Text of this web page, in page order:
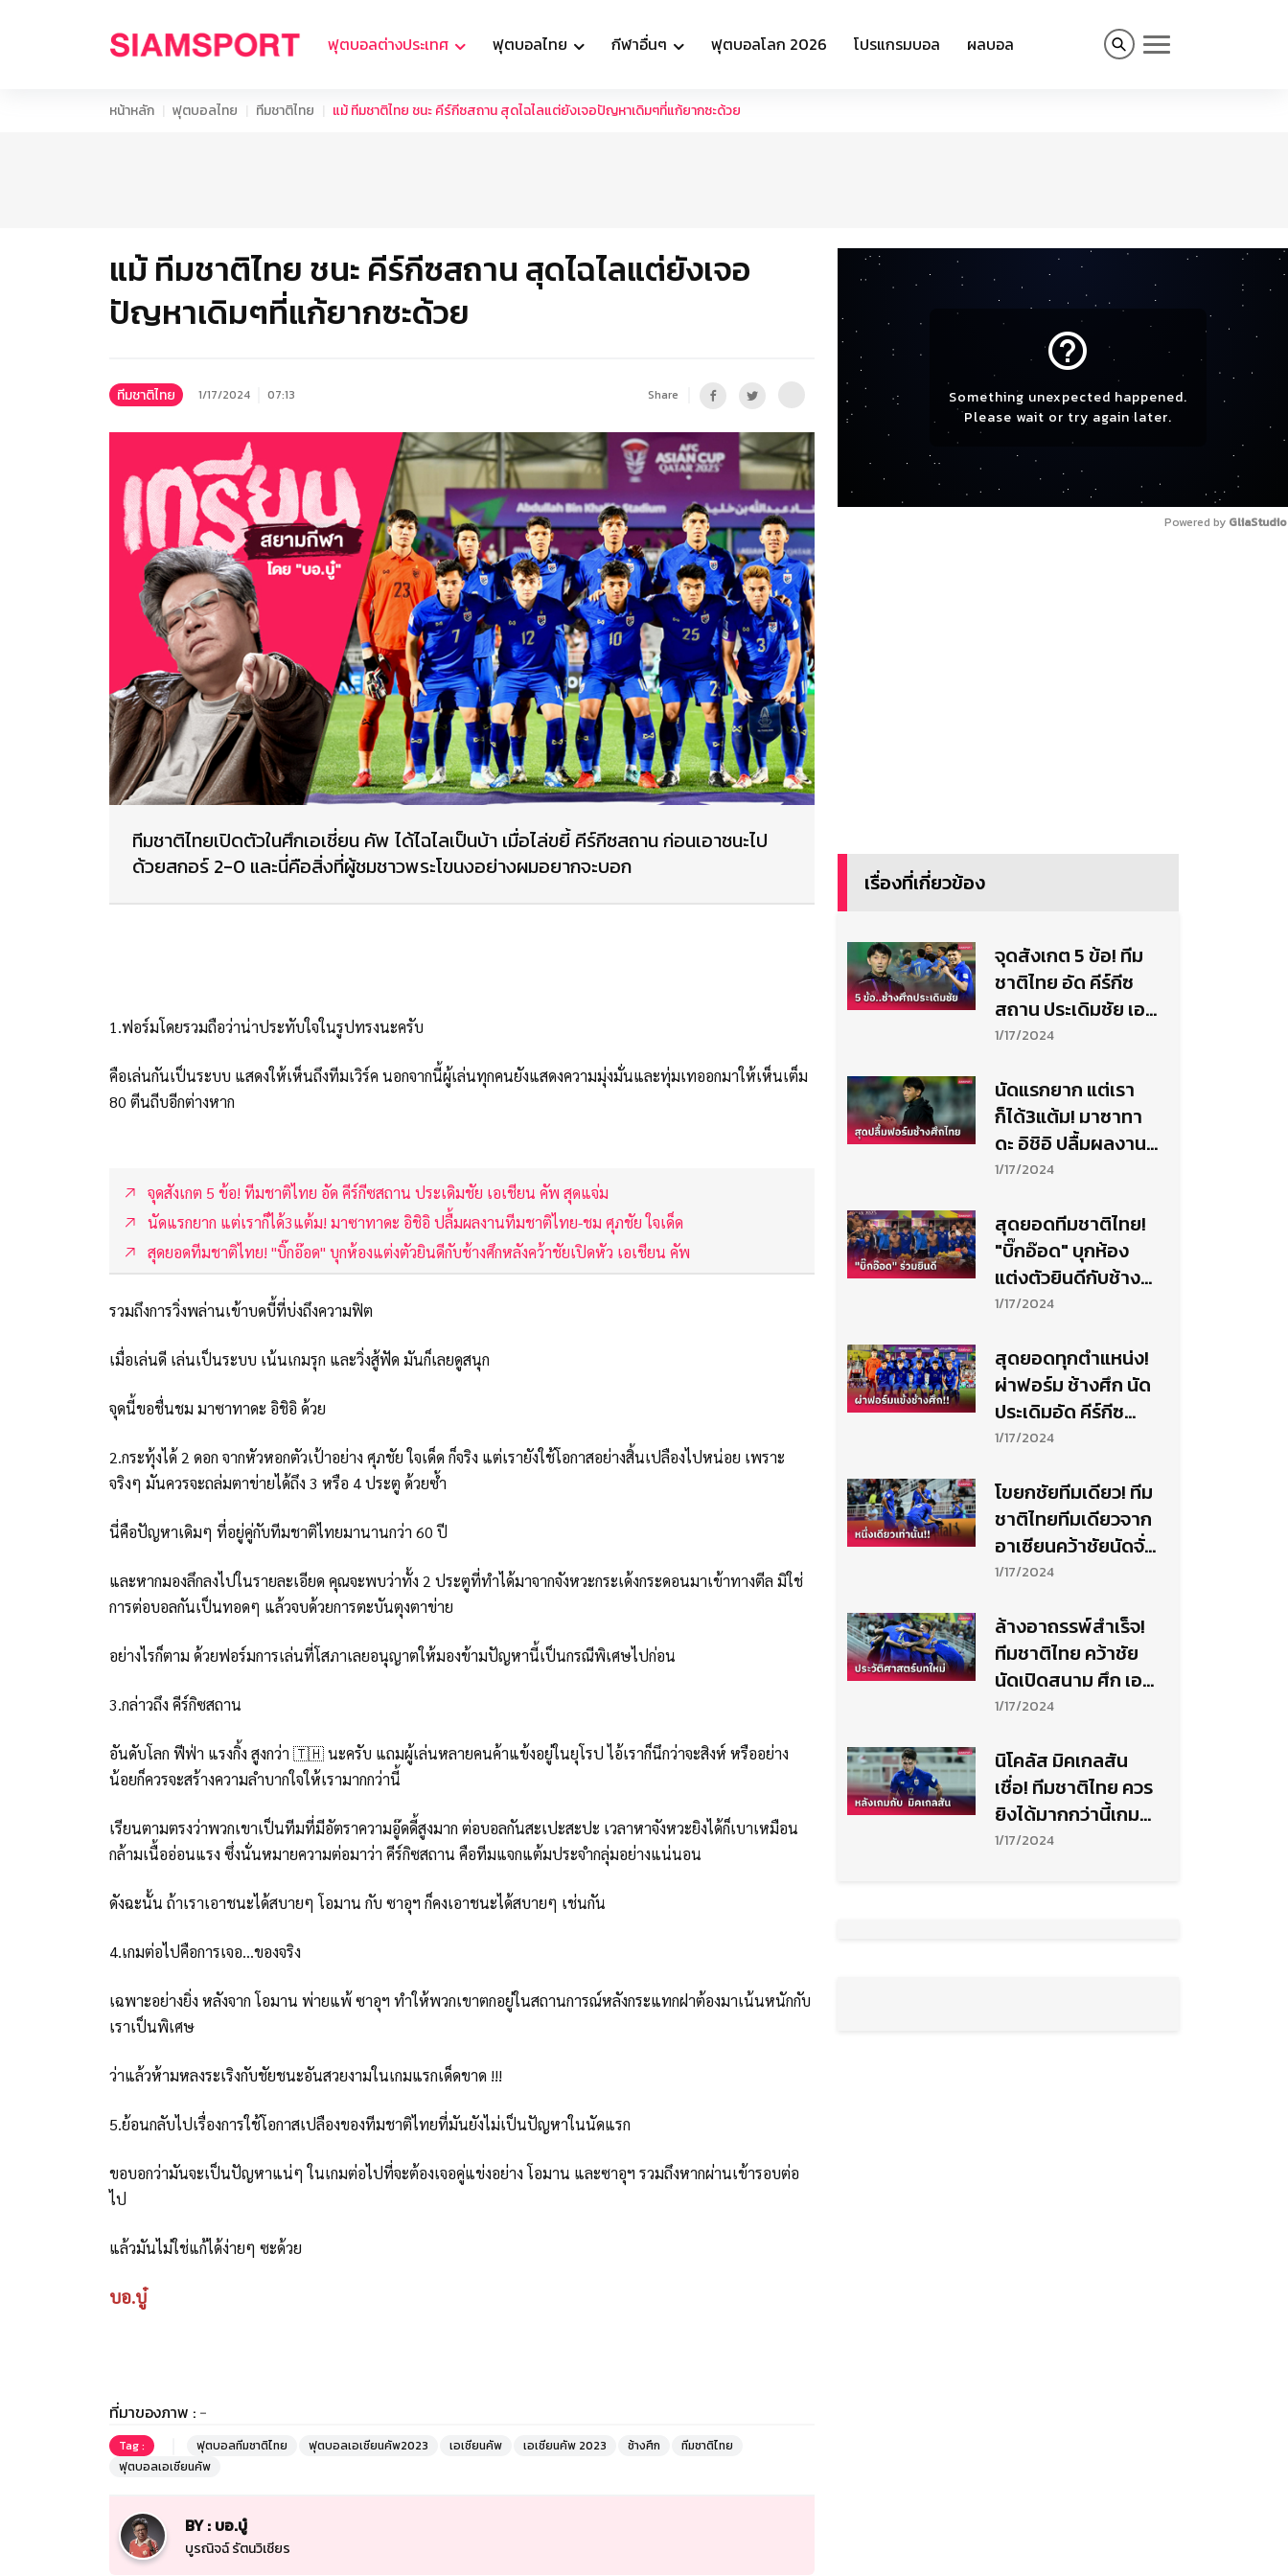
ฟุตบอลต่างประเทศ ฟุตบอลไทย กีฬาอื่นๆ ฟุตบอลโลก 2026 โปรแกรมบอล ผลบอล
หน้าหลัก ฟุตบอลไทย ทีมชาติไทย แม้ ทีมชาติไทย ชนะ คีร์กีซสถาน สุดไฉไลแต่ยังเจอปัญหาเดิมๆที่แก้ยากซะด้วย
แม้ ทีมชาติไทย ชนะ คีร์กีซสถาน สุดไฉไลแต่ยังเจอ
ปัญหาเดิมๆที่แก้ยากซะด้วย
ทีมชาติไทย 1/17/2024 07:13 Share
ทีมชาติไทยเปิดตัวในศึกเอเชี่ยน คัพ ได้ไฉไลเป็นบ้า เมื่อไล่ขยี้ คีร์กีซสถาน ก่อนเอาชนะไป
ด้วยสกอร์ 2-0 และนี่คือสิ่งที่ผู้ชมชาวพระโขนงอย่างผมอยากจะบอก
1.ฟอร์มโดยรวมถือว่าน่าประทับใจในรูปทรงนะครับ
คือเล่นกันเป็นระบบ แสดงให้เห็นถึงทีมเวิร์ค นอกจากนี้ผู้เล่นทุกคนยังแสดงความมุ่งมั่นและทุ่มเทออกมาให้เห็นเต็ม
80 ตีนถีบอีกต่างหาก
จุดสังเกต 5 ข้อ! ทีมชาติไทย อัด คีร์กีซสถาน ประเดิมชัย เอเชียน คัพ สุดแจ่ม
นัดแรกยาก แต่เราก็ได้3แต้ม! มาซาทาดะ อิชิอิ ปลื้มผลงานทีมชาติไทย-ชม ศุภชัย ใจเด็ด
สุดยอดทีมชาติไทย! "บิ๊กอ๊อด" บุกห้องแต่งตัวยินดีกับช้างศึกหลังคว้าชัยเปิดหัว เอเชียน คัพ
รวมถึงการวิ่งพล่านเข้าบดบี้ที่บ่งถึงความฟิต
เมื่อเล่นดี เล่นเป็นระบบ เน้นเกมรุก และวิ่งสู้ฟัด มันก็เลยดูสนุก
จุดนี้ขอชื่นชม มาซาทาดะ อิชิอิ ด้วย
2.กระทุ้งได้ 2 ดอก จากหัวหอกตัวเป้าอย่าง ศุภชัย ใจเด็ด ก็จริง แต่เรายังใช้โอกาสอย่างสิ้นเปลืองไปหน่อย เพราะ
จริงๆ มันควรจะถล่มตาข่ายได้ถึง 3 หรือ 4 ประตู ด้วยซ้ำ
นี่คือปัญหาเดิมๆ ที่อยู่คู่กับทีมชาติไทยมานานกว่า 60 ปี
และหากมองลึกลงไปในรายละเอียด คุณจะพบว่าทั้ง 2 ประตูที่ทำได้มาจากจังหวะกระเด้งกระดอนมาเข้าทางตีล มิใช่
การต่อบอลกันเป็นทอดๆ แล้วจบด้วยการตะบันตุงตาข่าย
อย่างไรก็ตาม ด้วยฟอร์มการเล่นที่โสภาเลยอนุญาตให้มองข้ามปัญหานี้เป็นกรณีพิเศษไปก่อน
3.กล่าวถึง คีร์กิซสถาน
อันดับโลก ฟีฟ่า แรงกิ้ง สูงกว่า 🇹🇭 นะครับ แถมผู้เล่นหลายคนค้าแข้งอยู่ในยุโรป ไอ้เราก็นึกว่าจะสิงห์ หรืออย่าง
น้อยก็ควรจะสร้างความลำบากใจให้เรามากกว่านี้
เรียนตามตรงว่าพวกเขาเป็นทีมที่มีอัตราความอู๊ดดี้สูงมาก ต่อบอลกันสะเปะสะปะ เวลาหาจังหวะยิงได้ก็เบาเหมือน
กล้ามเนื้ออ่อนแรง ซึ่งนั่นหมายความต่อมาว่า คีร์กิซสถาน คือทีมแจกแต้มประจำกลุ่มอย่างแน่นอน
ดังฉะนั้น ถ้าเราเอาชนะได้สบายๆ โอมาน กับ ซาอุฯ ก็คงเอาชนะได้สบายๆ เช่นกัน
4.เกมต่อไปคือการเจอ...ของจริง
เฉพาะอย่างยิ่ง หลังจาก โอมาน พ่ายแพ้ ซาอุฯ ทำให้พวกเขาตกอยู่ในสถานการณ์หลังกระแทกฝาต้องมาเน้นหนักกับ
เราเป็นพิเศษ
ว่าแล้วห้ามหลงระเริงกับชัยชนะอันสวยงามในเกมแรกเด็ดขาด !!!
5.ย้อนกลับไปเรื่องการใช้โอกาสเปลืองของทีมชาติไทยที่มันยังไม่เป็นปัญหาในนัดแรก
ขอบอกว่ามันจะเป็นปัญหาแน่ๆ ในเกมต่อไปที่จะต้องเจอคู่แข่งอย่าง โอมาน และซาอุฯ รวมถึงหากผ่านเข้ารอบต่อ
ไป
แล้วมันไม่ใช่แก้ได้ง่ายๆ ซะด้วย
บอ.บู๋
ที่มาของภาพ : -
Tag : ฟุตบอลทีมชาติไทย ฟุตบอลเอเชียนคัพ2023 เอเชียนคัพ เอเชียนคัพ 2023 ช้างศึก
ทีมชาติไทย
ฟุตบอลเอเชียนคัพ
BY : บอ.บู๋
บูรณิจฉ์ รัตนวิเชียร
help_outline
Something unexpected happened.
Please wait or try again later.
Powered by
เรื่องที่เกี่ยวข้อง
จุดสังเกต 5 ข้อ! ทีม
ชาติไทย อัด คีร์กีซ
สถาน ประเดิมชัย เอ
เชียน คัพ สุดแจ่ม
1/17/2024
นัดแรกยาก แต่เรา
ก็ได้3แต้ม! มาซาทา
ดะ อิชิอิ ปลื้มผลงาน
ทีมชาติไทย-ชม ศุภ
1/17/2024
สุดยอดทีมชาติไทย!
"บิ๊กอ๊อด" บุกห้อง
แต่งตัวยินดีกับช้าง
ศึกหลังคว้าชัยเปิดหัว
1/17/2024
สุดยอดทุกตำแหน่ง!
ผ่าฟอร์ม ช้างศึก นัด
ประเดิมอัด คีร์กีซ
สถาน 2-0 ศึก เอเชีย
1/17/2024
โขยกชัยทีมเดียว! ทีม
ชาติไทยทีมเดียวจาก
อาเซียนคว้าชัยนัดจั่ว
หัวศึก เอเชียน คัพ
1/17/2024
ล้างอาถรรพ์สำเร็จ!
ทีมชาติไทย คว้าชัย
นัดเปิดสนาม ศึก เอ
เชียน คัพ รอบสุดท้าย
1/17/2024
นิโคลัส มิคเกลสัน
เชื่อ! ทีมชาติไทย ควร
ยิงได้มากกว่านี้เกม
เปิดหัวอัด คีร์กิซ
1/17/2024